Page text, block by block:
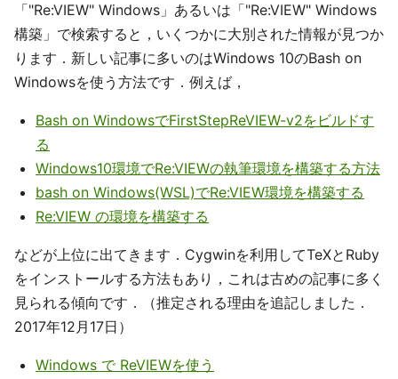
「"Re:VIEW" Windows」あるいは「"Re:VIEW" Windows
構築」で検索すると，いくつかに大別された情報が見つか
ります．新しい記事に多いのはWindows 10のBash on
Windowsを使う方法です．例えば，
Bash on WindowsでFirstStepReVIEW-v2をビルドす
る
Windows10環境でRe:VIEWの執筆環境を構築する方法
bash on Windows(WSL)でRe:VIEW環境を構築する
Re:VIEW の環境を構築する
などが上位に出てきます．Cygwinを利用してTeXとRuby
をインストールする方法もあり，これは古めの記事に多く
見られる傾向です．（推定される理由を追記しました．
2017年12月17日）
Windows で ReVIEWを使う